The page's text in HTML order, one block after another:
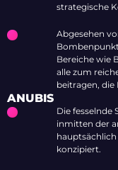
strategische
Abgesehen
Bereiche wie
alle zum
beitragen, die
ANUBIS
Die fesselnde
inmitten der
konzipiert.